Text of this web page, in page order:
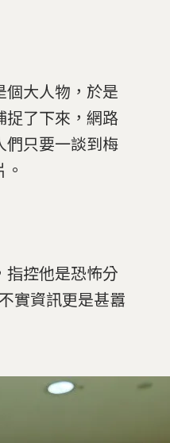
大人物，於是
捉了下來，網路
們只要一談到梅
控他是恐怖分
實資訊更是甚囂